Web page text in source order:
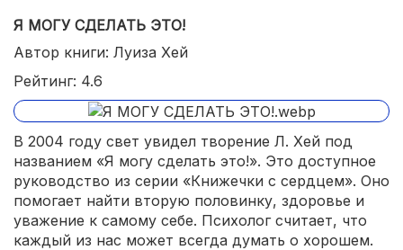
Я МОГУ СДЕЛАТЬ ЭТО!
Автор книги: Луиза Хей
Рейтинг: 4.6
В 2004 году свет увидел творение Л. Хей под
названием «Я могу сделать это!». Это доступное
руководство из серии «Книжечки с сердцем». Оно
помогает найти вторую половинку, здоровье и
уважение к самому себе. Психолог считает, что
каждый из нас может всегда думать о хорошем.